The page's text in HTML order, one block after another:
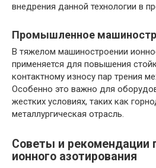
внедрения данной технологии в
Промышленное
В тяжелом машиностроении
применяется для повышения
контактному износу пар трения
Особенно это важно для
жестких условиях, таких как
металлургическая отрасль.
Советы и рекомендации
ионного азотирования